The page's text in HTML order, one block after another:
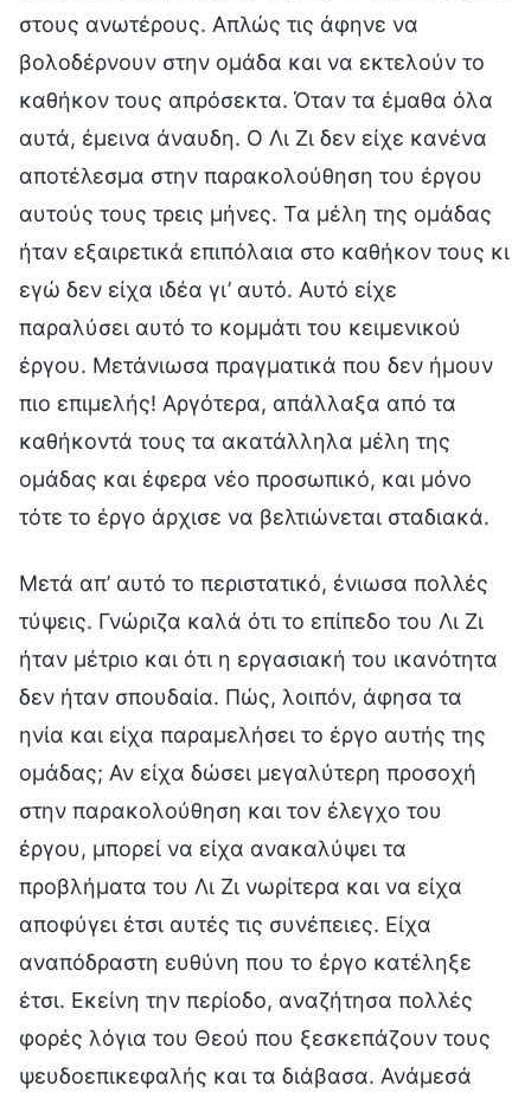
στους ανωτέρους. Απλώς τις άφηνε να
βολοδέρνουν στην ομάδα και να εκτελούν το
καθήκον τους απρόσεκτα. Όταν τα έμαθα όλα
αυτά, έμεινα άναυδη. Ο Λι Ζι δεν είχε κανένα
αποτέλεσμα στην παρακολούθηση του έργου
αυτούς τους τρεις μήνες. Τα μέλη της ομάδας
ήταν εξαιρετικά επιπόλαια στο καθήκον τους κι
εγώ δεν είχα ιδέα γι’ αυτό. Αυτό είχε
παραλύσει αυτό το κομμάτι του κειμενικού
έργου. Μετάνιωσα πραγματικά που δεν ήμουν
πιο επιμελής! Αργότερα, απάλλαξα από τα
καθήκοντά τους τα ακατάλληλα μέλη της
ομάδας και έφερα νέο προσωπικό, και μόνο
τότε το έργο άρχισε να βελτιώνεται σταδιακά.
Μετά απ’ αυτό το περιστατικό, ένιωσα πολλές
τύψεις. Γνώριζα καλά ότι το επίπεδο του Λι Ζι
ήταν μέτριο και ότι η εργασιακή του ικανότητα
δεν ήταν σπουδαία. Πώς, λοιπόν, άφησα τα
ηνία και είχα παραμελήσει το έργο αυτής της
ομάδας; Αν είχα δώσει μεγαλύτερη προσοχή
στην παρακολούθηση και τον έλεγχο του
έργου, μπορεί να είχα ανακαλύψει τα
προβλήματα του Λι Ζι νωρίτερα και να είχα
αποφύγει έτσι αυτές τις συνέπειες. Είχα
αναπόδραστη ευθύνη που το έργο κατέληξε
έτσι. Εκείνη την περίοδο, αναζήτησα πολλές
φορές λόγια του Θεού που ξεσκεπάζουν τους
ψευδοεπικεφαλής και τα διάβασα. Ανάμεσά